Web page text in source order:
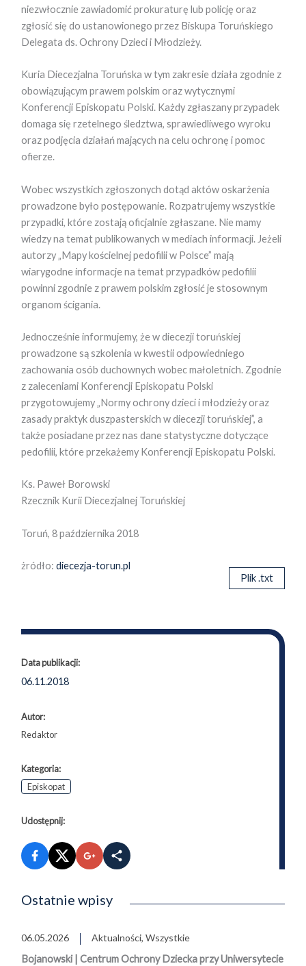
niezwłocznie zawiadomić prokuraturę lub policję oraz
zgłosić się do ustanowionego przez Biskupa Toruńskiego
Delegata ds. Ochrony Dzieci i Młodzieży.
Kuria Diecezjalna Toruńska w tym zakresie działa zgodnie z
obowiązującym prawem polskim oraz wytycznymi
Konferencji Episkopatu Polski. Każdy zgłaszany przypadek
domaga się rzetelnego śledztwa, sprawiedliwego wyroku
oraz podjęcia działań mających na celu ochronę i pomoc
ofierze.
Wobec wszystkich zgłoszonych dotąd aktów oskarżenia
prowadzone było postępowanie. Rozpatrujemy wszystkie
przypadki, które zostają oficjalnie zgłaszane. Nie mamy
wiedzy na temat publikowanych w mediach informacji. Jeżeli
autorzy „Mapy kościelnej pedofilii w Polsce” mają
wiarygodne informacje na temat przypadków pedofilii
powinni zgodnie z prawem polskim zgłosić je stosownym
organom ścigania.
Jednocześnie informujemy, że w diecezji toruńskiej
prowadzone są szkolenia w kwestii odpowiedniego
zachowania osób duchownych wobec małoletnich. Zgodnie
z zaleceniami Konferencji Episkopatu Polski
przygotowujemy „Normy ochrony dzieci i młodzieży oraz
zasady praktyk duszpasterskich w diecezji toruńskiej”, a
także posiadane przez nas dane statystyczne dotyczące
pedofilii, które przekażemy Konferencji Episkopatu Polski.
Ks. Paweł Borowski
Rzecznik Kurii Diecezjalnej Toruńskiej
Toruń, 8 października 2018
żródło:diecezja-torun.pl
Plik .txt
Data publikacji:
06.11.2018
Autor:
Redaktor
Kategoria:
Episkopat
Udostępnij:
Ostatnie wpisy
Bojanowski | Centrum Ochrony Dziecka przy Uniwersytecie
06.05.2026 Aktualności,Wszystkie